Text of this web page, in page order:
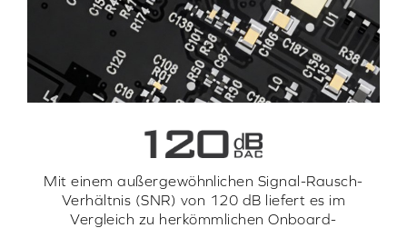
Mit einem außergewöhnlichen Signal-Rausch-
Verhältnis (SNR) von 120 dB liefert es im
Vergleich zu herkömmlichen Onboard-